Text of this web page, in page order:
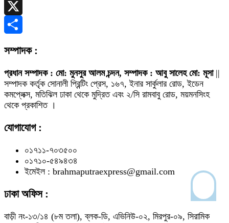
Telegram
X
সম্পাদক :
প্রধান সম্পাদক : মো: মুনসুর আলম চন্দন, সম্পাদক : আবু সালেহ মো: মূসা||
সম্পাদক কর্তৃক সোনালী প্রিন্টিং প্রেস, ১৬৭, ইনার সার্কুলার রোড, ইডেন
কমপ্লেক্স, মতিঝিল ঢাকা থেকে মুদ্রিত এবং ২/সি রামবাবু রোড, ময়মনসিংহ
থেকে প্রকাশিত ।
যোগাযোগ :
০১৭১১-৭০৩৫০০
০১৭১০-৫৪৯৪৩৪
ইমেইল : brahmaputraexpress@gmail.com
ঢাকা অফিস :
বাড়ী নং-১৩/১৪ (৮ম তলা), ব্লক-ডি, এভিনিউ-০২, মিরপুর-০৯, সিরামিক